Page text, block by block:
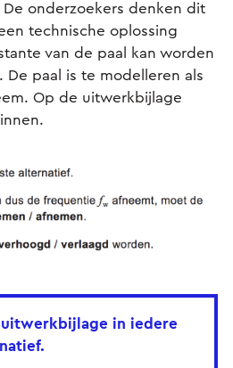
onderzoekers denken dit
technische oplossing
van de paal kan worden
De paal is te modelleren als
Op de uitwerkbijlage
in iedere